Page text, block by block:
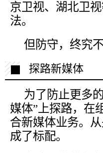
京卫视、湖北卫
法。
但防守，终究
探路新媒体
为了防止更多
媒体”上探路，在
合新媒体业务。
成了标配。